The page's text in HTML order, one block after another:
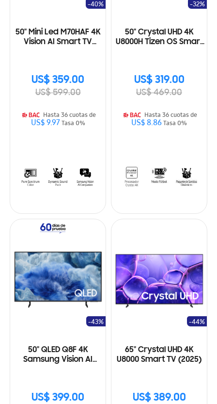
50" Mini Led M70HAF 4K
Vision AI Smart TV
US$ 359.00
US$ 599.00
-40%
Hasta 36 cuotas de
US$ 9.97Tasa 0%
50" Crystal UHD 4K
U8000H Tizen OS Smart
US$ 319.00
US$ 469.00
-32%
Hasta 36 cuotas de
US$ 8.86Tasa 0%
50" QLED Q8F 4K
Samsung Vision AI
US$ 399.00
-43%
65" Crystal UHD 4K
U8000 Smart TV (2025)
US$ 389.00
-44%